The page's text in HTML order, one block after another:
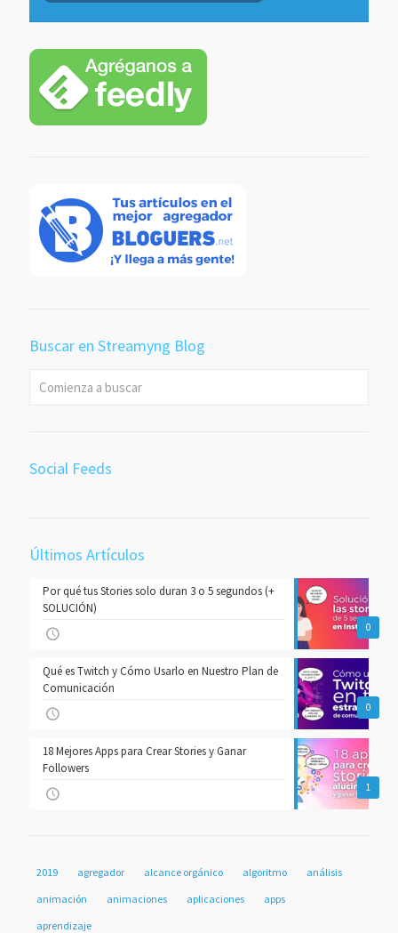
Buscar en Streamyng Blog
Social Feeds
Últimos Artículos
0
Por qué tus Stories solo duran 3 o 5 segundos (+
SOLUCIÓN)
0
Qué es Twitch y Cómo Usarlo en Nuestro Plan de
Comunicación
1
18 Mejores Apps para Crear Stories y Ganar
Followers
2019 agregador alcance orgánico algoritmo
análisis
animación
animaciones aplicaciones
apps
aprendizaje